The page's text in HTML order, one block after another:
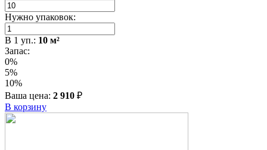
Нужно упаковок:
В 1 уп.: 10 м²
Запас:
0%
5%
10%
Ваша цена: 2 910 ₽
В корзину